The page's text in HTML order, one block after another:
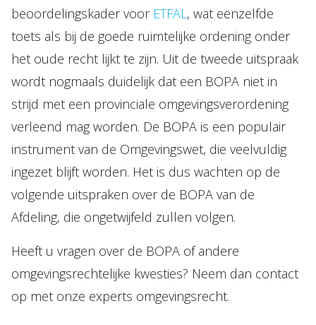
beoordelingskader voor ETFAL, wat eenzelfde
toets als bij de goede ruimtelijke ordening onder
het oude recht lijkt te zijn. Uit de tweede uitspraak
wordt nogmaals duidelijk dat een BOPA niet in
strijd met een provinciale omgevingsverordening
verleend mag worden. De BOPA is een populair
instrument van de Omgevingswet, die veelvuldig
ingezet blijft worden. Het is dus wachten op de
volgende uitspraken over de BOPA van de
Afdeling, die ongetwijfeld zullen volgen.
Heeft u vragen over de BOPA of andere
omgevingsrechtelijke kwesties? Neem dan contact
op met onze experts omgevingsrecht.